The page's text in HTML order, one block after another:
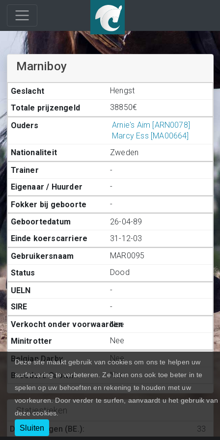
Marniboy
Hengst
38850€
Arnie's Aim [ARN0078]
Marcy Ess [MA00664]
Zweden
-
-
-
26-04-89
31-12-03
MAR0095
Dood
-
-
Nee
Nee
Nee
Nee
Statiestieken
Deelnemingen (BE.): 33
Deze site maakt gebruik van cookies om ons te helpen uw
surfervaring te verbeteren. Ze laten ons ook toe beter in te
spelen op uw behoeften en rekening te houden met uw
voorkeuren. Door verder te surfen, aanvaardt u het gebruik van
deze cookies.
Sluiten